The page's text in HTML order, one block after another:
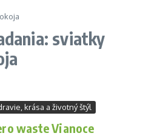
sviatky
krása a životný štýl
waste Vianoce